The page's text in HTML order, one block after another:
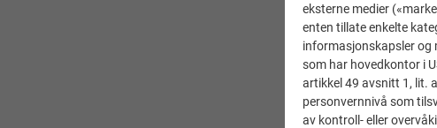
eksterne medier
enten tillate enkelte
informasjonskapsler og
som har hovedkontor i
artikkel 49 avsnitt 1, lit.
personvernnivå som
av kontroll- eller